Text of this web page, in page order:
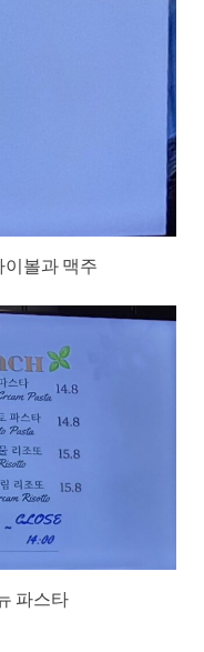
이볼과 맥주
파스타